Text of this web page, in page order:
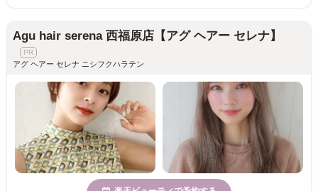
Agu hair serena 西福原店【アグ ヘアー セレナ】
アグ ヘアー セレナ ニシフクハラテン